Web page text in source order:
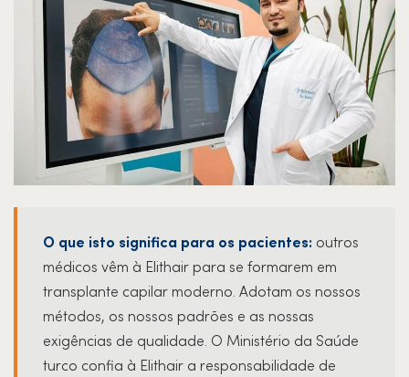
O que isto significa para os pacientes: outros
médicos vêm à Elithair para se formarem em
transplante capilar moderno. Adotam os nossos
métodos, os nossos padrões e as nossas
exigências de qualidade. O Ministério da Saúde
turco confia à Elithair a responsabilidade de